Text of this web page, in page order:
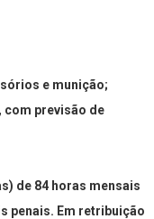
e munição;
com previsão de
de 84 horas mensais
penais. Em retribuição